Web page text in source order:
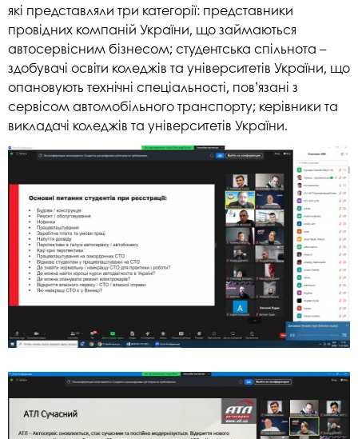
які представляли три категорії: представники
провідних компаній України, що займаються
автосервісним бізнесом; студентська спільнота –
здобувачі освіти коледжів та університетів України, що
опановують технічні спеціальності, пов’язані з
сервісом автомобільного транспорту; керівники та
викладачі коледжів та університетів України.